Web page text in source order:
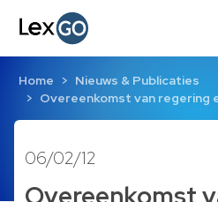
Home
Nieuws & Publicaties
Overeenkomst van regering
06/02/12